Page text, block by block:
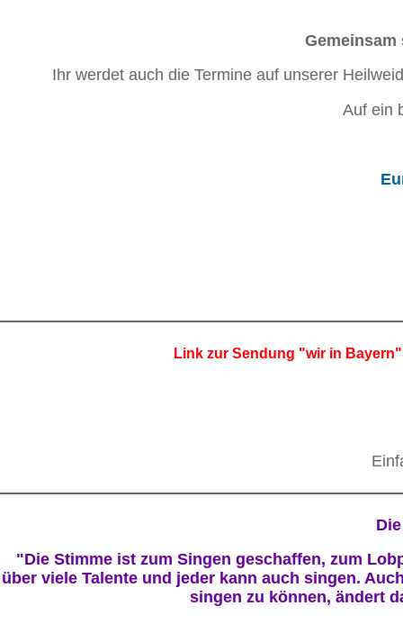
Ihr werdet auch die Termine auf unserer
Auf ein
Link zur Sendung "wir in
"Die Stimme ist zum Singen geschaffen, zum
über viele Talente und jeder kann auch singen.
singen zu können, ändert